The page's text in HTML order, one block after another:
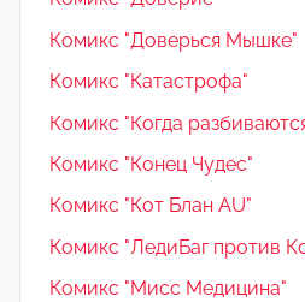
Комикс "Доверься Мышке"
Комикс "Катастрофа"
Комикс "Когда
Комикс "Конец Чудес"
Комикс "Кот Блан AU"
Комикс "ЛедиБаг против
Комикс "Мисс Медицина"